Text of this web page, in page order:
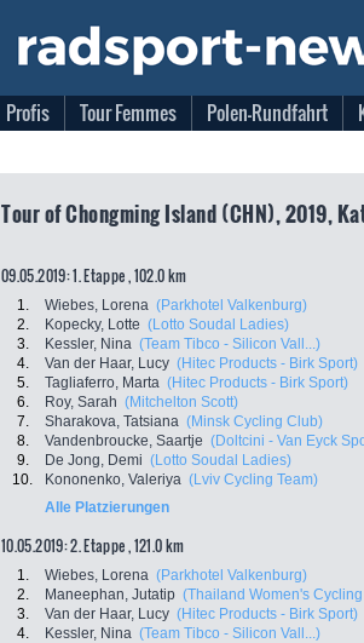
Profis Tour Femmes Polen-Rundfahrt
Tour of Chongming Island (CHN), 2019,
09.05.2019: 1. Etappe , 102.0 km
1. Wiebes, Lorena (Parkhotel Valkenburg)
2.
Kopecky, Lotte (Lotto Soudal Ladies)
3.
Kessler, Nina (Team Tibco - Silicon Vall...)
4.
Van der Haar, Lucy (Hitec Products - Birk Sport)
5.
Tagliaferro, Marta (Hitec Products - Birk Sport)
6.
Roy, Sarah (Mitchelton Scott)
7.
Sharakova, Tatsiana (Minsk Cycling Club)
8.
Vandenbroucke, Saartje (Doltcini - Van Eyck
9.
De Jong, Demi (Lotto Soudal Ladies)
10.
Kononenko, Valeriya (Lviv Cycling Team)
Alle Platzierungen
10.05.2019: 2. Etappe , 121.0 km
1. Wiebes, Lorena (Parkhotel Valkenburg)
2.
Maneephan, Jutatip (Thailand Women's
3.
Van der Haar, Lucy (Hitec Products - Birk Sport)
4.
Kessler, Nina (Team Tibco - Silicon Vall...)
Facebook